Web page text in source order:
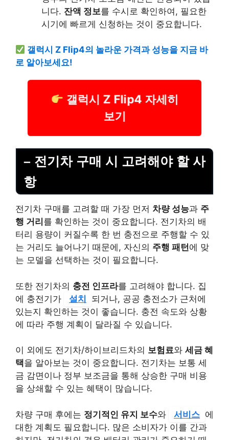
니다. 잔액 정보를 수시로 확인하여, 필요한
시기에 빠르게 신청하는 것이 중요합니다.
갤럭시 Z Flip4의 놀라운 가격과 성능을 지금 바
로 알아보세요!
갤럭시 Z Flip4 자세히
보기
– 전기차 구매 시 고려해야 할 사
항
전기차 구매를 고려할 때 가장 먼저 차량 성능과 주
행 거리 를 확인하는 것이 중요합니다. 전기차의 배
터리 용량이 커질수록 한 번 충전으로 주행할 수 있
는 거리도 늘어나기 때문에, 자신의 주행 패턴에 맞
는 모델을 선택하는 것이 필요합니다.
또한 전기차의 충전 인프라를 고려해야 합니다. 집
에 충전기가
설치
되거나, 공공 충전소가 근처에
있는지 확인하는 것이 좋습니다. 충전 속도와 상황
에 따라 주행 계획이 달라질 수 있습니다.
이 외에도 전기차/하이브리드차의 보험료와 세금 혜
택을 알아보는 것이 중요합니다. 전기차는 보통 세
금 감면이나 정부 보조금을 통해 상승한 구매 비용
을 상쇄할 수 있는 혜택이 많습니다.
차량 구매 후에는 정기적인 유지 보수와 서비스 에
대한 계획도 필요합니다. 많은 소비자가 이를 간과